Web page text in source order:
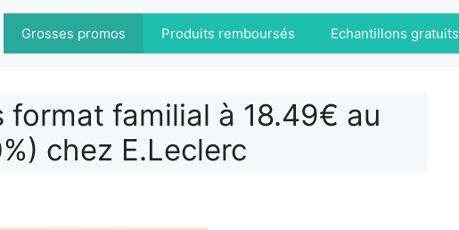
Grosses promos Produits remboursés Echantillons gratuits
format familial à 18.49€ au
chez E.Leclerc